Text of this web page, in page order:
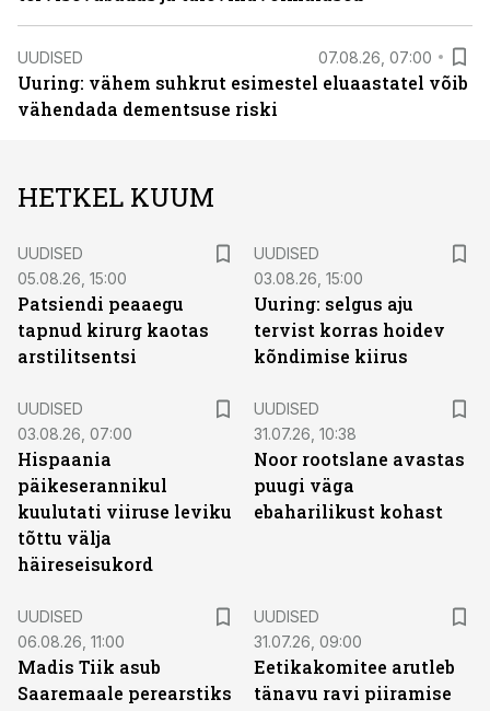
UUDISED 07.08.26, 07:00
Uuring: vähem suhkrut esimestel eluaastatel võib
vähendada dementsuse riski
HETKEL KUUM
UUDISED
05.08.26, 15:00
Patsiendi peaaegu
tapnud kirurg kaotas
arstilitsentsi
UUDISED
03.08.26, 15:00
Uuring: selgus aju
tervist korras hoidev
kõndimise kiirus
UUDISED
03.08.26, 07:00
Hispaania
päikeserannikul
kuulutati viiruse leviku
tõttu välja
häireseisukord
UUDISED
31.07.26, 10:38
Noor rootslane avastas
puugi väga
ebaharilikust kohast
UUDISED
06.08.26, 11:00
Madis Tiik asub
Saaremaale perearstiks
UUDISED
31.07.26, 09:00
Eetikakomitee arutleb
tänavu ravi piiramise